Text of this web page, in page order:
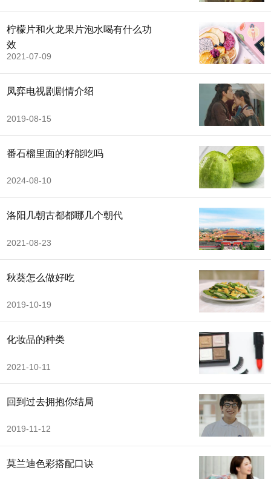
柠檬片和火龙果片泡水喝有什么功
效
2021-07-09
凤弈电视剧剧情介绍
2019-08-15
番石榴里面的籽能吃吗
2024-08-10
洛阳几朝古都都哪几个朝代
2021-08-23
秋葵怎么做好吃
2019-10-19
化妆品的种类
2021-10-11
回到过去拥抱你结局
2019-11-12
莫兰迪色彩搭配口诀